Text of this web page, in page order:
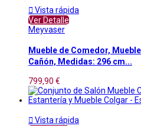
 Vista rápida
Ver Detalle
Meyvaser
Mueble de Comedor,
Cañón, Medidas: 296 cm...
799,90 €
 Vista rápida